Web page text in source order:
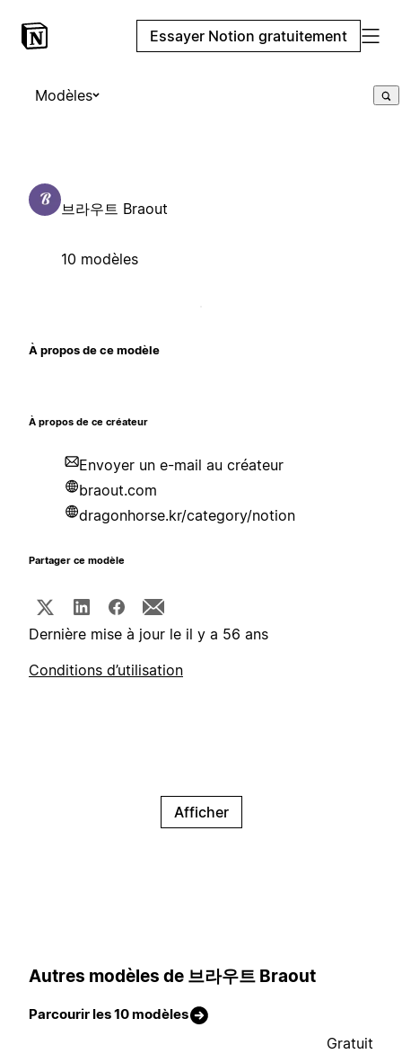
Essayer Notion gratuitement
Modèles
브라우트 Braout
10 modèles
À propos de ce modèle
À propos de ce créateur
Envoyer un e-mail au créateur
braout.com
dragonhorse.kr/category/notion
Partager ce modèle
Dernière mise à jour le il y a 56 ans
Conditions d’utilisation
Afficher
Autres modèles de 브라우트 Braout
Parcourir les 10 modèles
Gratuit